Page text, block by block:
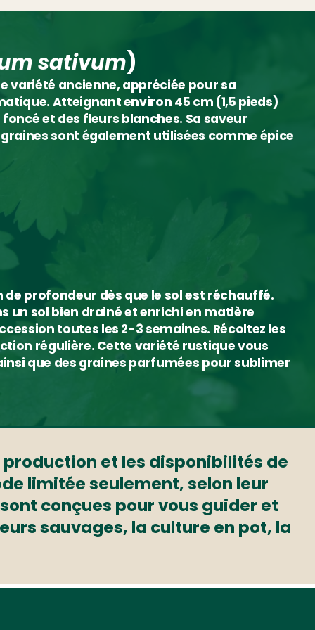
sativum)
variété ancienne, appréciée pour sa
Atteignant environ 45 cm (1,5 pieds)
et des fleurs blanches. Sa saveur
sont également utilisées comme épice
de profondeur dès que le sol est réchauffé.
un sol bien drainé et enrichi en matière
toutes les 2-3 semaines. Récoltez les
régulière. Cette variété rustique vous
que des graines parfumées pour sublimer
et les disponibilités de
limitée seulement, selon leur
conçues pour vous guider et
sauvages, la culture en pot, la